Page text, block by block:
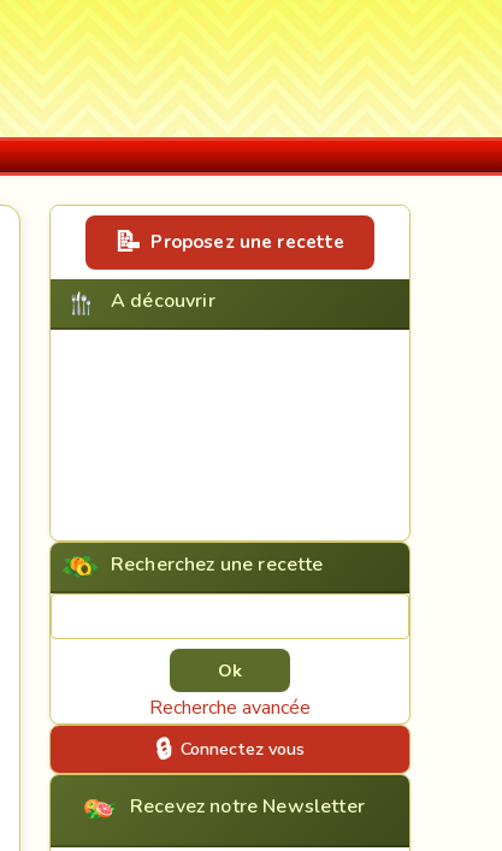
Proposez une recette
A découvrir
Recherchez une recette
Recherche avancée
Connectez vous
Recevez notre Newsletter